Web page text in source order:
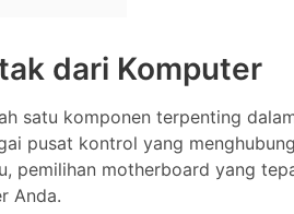
dari Komputer
satu komponen terpenting
pusat kontrol yang
pemilihan motherboard yang
Anda.